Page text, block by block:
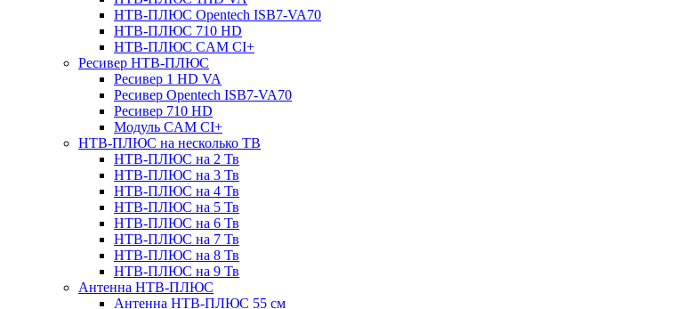
НТВ-ПЛЮС Opentech ISB7-VA70
НТВ-ПЛЮС 710 HD
НТВ-ПЛЮС CAM CI+
Ресивер НТВ-ПЛЮС
Ресивер 1 HD VA
Ресивер Opentech ISB7-VA70
Ресивер 710 HD
Модуль CAM CI+
НТВ-ПЛЮС на несколько ТВ
НТВ-ПЛЮС на 2 Тв
НТВ-ПЛЮС на 3 Тв
НТВ-ПЛЮС на 4 Тв
НТВ-ПЛЮС на 5 Тв
НТВ-ПЛЮС на 6 Тв
НТВ-ПЛЮС на 7 Тв
НТВ-ПЛЮС на 8 Тв
НТВ-ПЛЮС на 9 Тв
Антенна НТВ-ПЛЮС
Антенна НТВ-ПЛЮС 55 см